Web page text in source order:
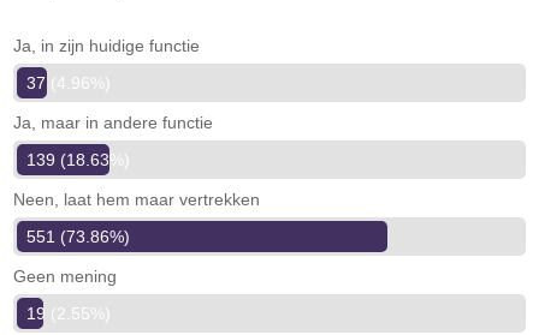
Ja, in zijn huidige functie
37 (4.96%)
Ja, maar in andere functie
139 (18.63%)
Neen, laat hem maar vertrekken
551 (73.86%)
Geen mening
19 (2.55%)